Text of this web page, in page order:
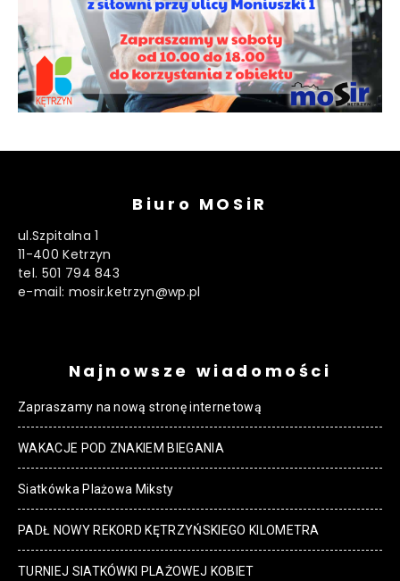
Biuro MOSiR
ul.Szpitalna 1
11-400 Ketrzyn
tel. 501 794 843
e-mail: mosir.ketrzyn@wp.pl
Najnowsze wiadomości
Zapraszamy na nową stronę internetową
WAKACJE POD ZNAKIEM BIEGANIA
Siatkówka Plażowa Miksty
PADŁ NOWY REKORD KĘTRZYŃSKIEGO KILOMETRA
TURNIEJ SIATKÓWKI PLAŻOWEJ KOBIET